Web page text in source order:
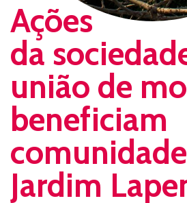
Ações
da
união de
beneficiam
Jardim